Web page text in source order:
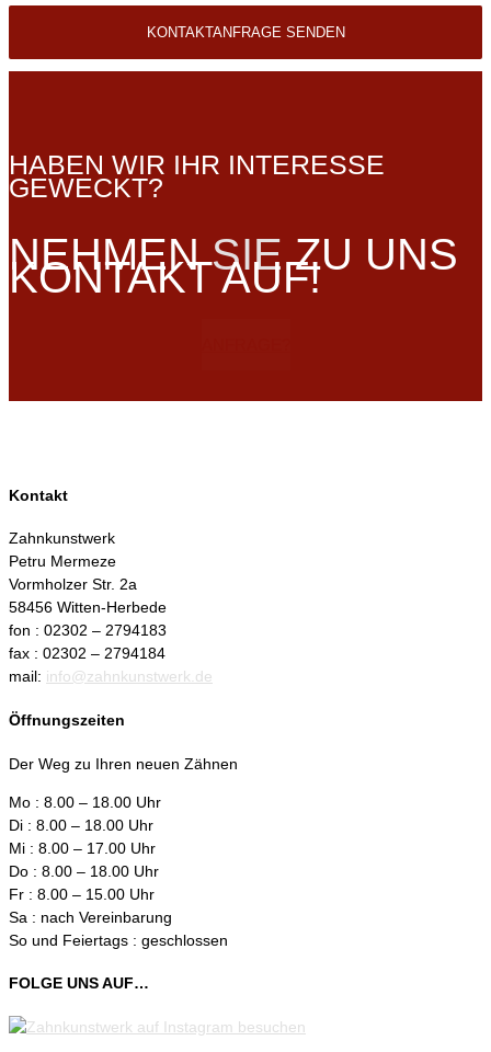
HABEN WIR IHR INTERESSE
GEWECKT?
NEHMENSIEZU UNS
KONTAKT AUF!
Kontakt
Zahnkunstwerk
Petru Mermeze
Vormholzer Str. 2a
58456 Witten-Herbede
fon : 02302 – 2794183
fax : 02302 – 2794184
mail: info@zahnkunstwerk.de
Öffnungszeiten
Der Weg zu Ihren neuen Zähnen
Mo : 8.00 – 18.00 Uhr
Di : 8.00 – 18.00 Uhr
Mi : 8.00 – 17.00 Uhr
Do : 8.00 – 18.00 Uhr
Fr : 8.00 – 15.00 Uhr
Sa : nach Vereinbarung
So und Feiertags : geschlossen
FOLGE UNS AUF…